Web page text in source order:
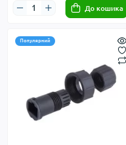
До кошика
Популярний